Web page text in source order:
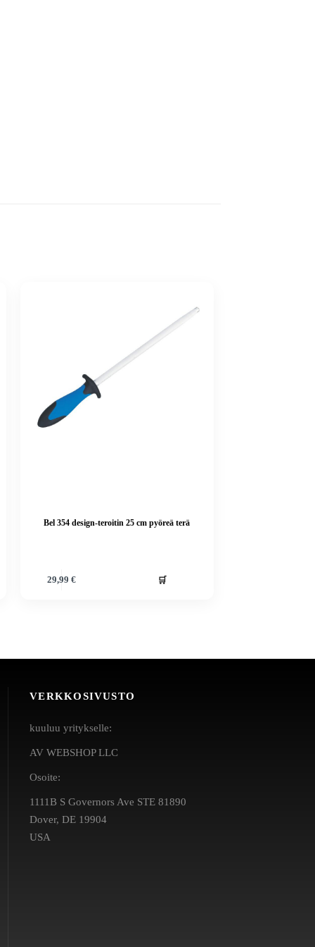
Bel 354 design-teroitin 25 cm pyöreä terä
29,99 € 🛒
VERKKOSIVUSTO
kuuluu yritykselle:
AV WEBSHOP LLC
Osoite:
1111B S Governors Ave STE 81890
Dover, DE 19904
USA